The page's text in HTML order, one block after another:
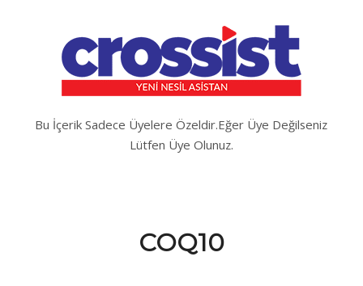
Bu İçerik Sadece Üyelere Özeldir.Eğer Üye Değilseniz
Lütfen Üye Olunuz.
COQ10